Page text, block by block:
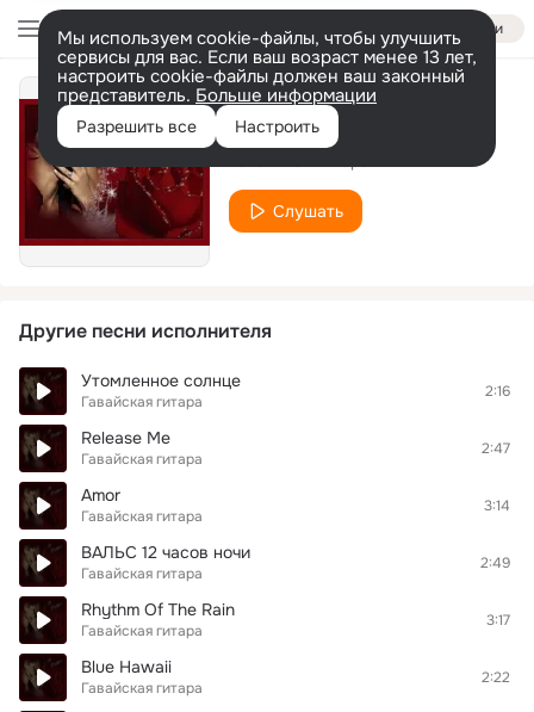
Войти
Мы используем cookie-файлы, чтобы улучшить
сервисы для вас. Если ваш возраст менее 13 лет,
настроить cookie-файлы должен ваш законный
представитель. Больше информации
Разрешить все Настроить
Крестный отец
Слушать
Другие песни исполнителя
Утомленное солнце
Гавайская гитара
2:16
Release Me
Гавайская гитара
2:47
Amor
Гавайская гитара
3:14
ВАЛЬС 12 часов ночи
Гавайская гитара
2:49
Rhythm Of The Rain
Гавайская гитара
3:17
Blue Hawaii
Гавайская гитара
2:22